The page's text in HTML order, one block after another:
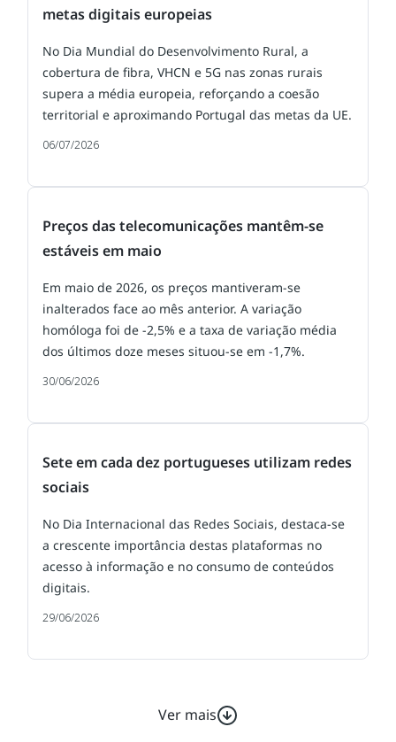
metas digitais europeias
No Dia Mundial do Desenvolvimento Rural, a
cobertura de fibra, VHCN e 5G nas zonas rurais
supera a média europeia, reforçando a coesão
territorial e aproximando Portugal das metas da UE.
06/07/2026
Preços das telecomunicações mantêm-se
estáveis em maio
Em maio de 2026, os preços mantiveram-se
inalterados face ao mês anterior. A variação
homóloga foi de -2,5% e a taxa de variação média
dos últimos doze meses situou-se em -1,7%.
30/06/2026
Sete em cada dez portugueses utilizam redes
sociais
No Dia Internacional das Redes Sociais, destaca-se
a crescente importância destas plataformas no
acesso à informação e no consumo de conteúdos
digitais.
29/06/2026
Ver mais